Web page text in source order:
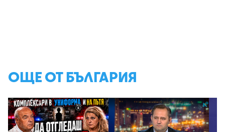
ОЩЕ ОТ БЪЛГАРИЯ